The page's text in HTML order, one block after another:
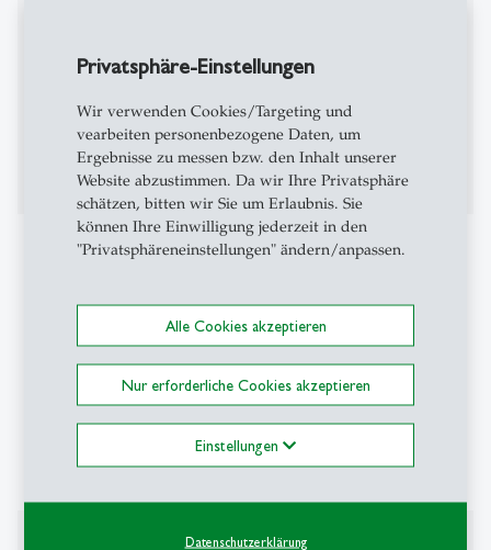
Privatsphäre-Einstellungen
Wir verwenden Cookies/Targeting und
vearbeiten personenbezogene Daten, um
Ergebnisse zu messen bzw. den Inhalt unserer
Website abzustimmen. Da wir Ihre Privatsphäre
schätzen, bitten wir Sie um Erlaubnis. Sie
können Ihre Einwilligung jederzeit in den
"Privatsphäreneinstellungen" ändern/anpassen.
Alle Cookies akzeptieren
Nur erforderliche Cookies akzeptieren
Einstellungen
Datenschutzerklärung
of Business, Kent State University (USA)
1991 - 1996 Diplom in Wirtschaftswissenschaften
(Dipl.-Ökonom), Universität Hohenheim
(Deutschland)
Lehraktivitäten
Praxis der Rechnungslegung, Audit Simulation)
- PhD-Kurs "Topics in Audit and Accounting"
-Executive Education (u.a. EMBA-
HSG, Fernuni.ch, I.FPM-HSG, Inhouse-Education bei
zahlreichen Unternehmen)